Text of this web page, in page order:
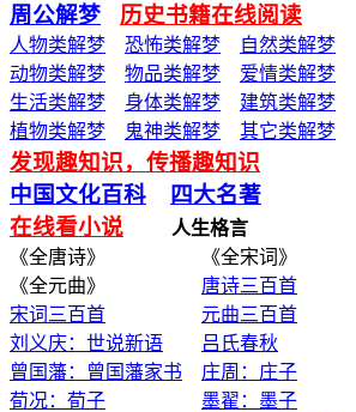
周公解梦 历史书籍在线阅读
人物类解梦 恐怖类解梦
自然类解梦
动物类解梦
物品类解梦
爱情类解梦
生活类解梦
身体类解梦
建筑类解梦
植物类解梦
鬼神类解梦 其它类解梦
发现趣知识，传播趣知识
中国文化百科
四大名著
在线看小说
人生格言
《全唐诗》 《全宋词》
《全元曲》 唐诗三百首
宋词三百首
元曲三百首
刘义庆：世说新语
吕氏春秋
曾国藩：曾国藩家书
庄周：庄子
荀况：荀子
墨翟：墨子